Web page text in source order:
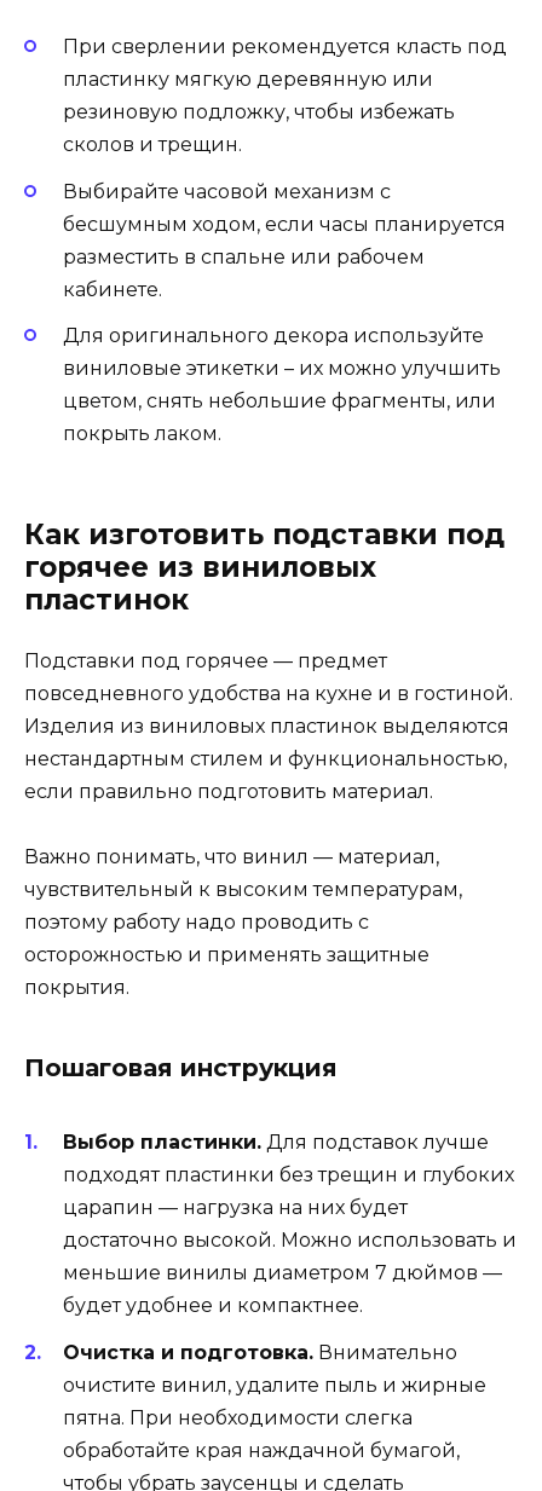
При сверлении рекомендуется класть под
пластинку мягкую деревянную или
резиновую подложку, чтобы избежать
сколов и трещин.
Выбирайте часовой механизм с
бесшумным ходом, если часы планируется
разместить в спальне или рабочем
кабинете.
Для оригинального декора используйте
виниловые этикетки – их можно улучшить
цветом, снять небольшие фрагменты, или
покрыть лаком.
Как изготовить подставки под
горячее из виниловых
пластинок
Подставки под горячее — предмет
повседневного удобства на кухне и в гостиной.
Изделия из виниловых пластинок выделяются
нестандартным стилем и функциональностью,
если правильно подготовить материал.
Важно понимать, что винил — материал,
чувствительный к высоким температурам,
поэтому работу надо проводить с
осторожностью и применять защитные
покрытия.
Пошаговая инструкция
Выбор пластинки. Для подставок лучше
подходят пластинки без трещин и глубоких
царапин — нагрузка на них будет
достаточно высокой. Можно использовать и
меньшие винилы диаметром 7 дюймов —
будет удобнее и компактнее.
Очистка и подготовка. Внимательно
очистите винил, удалите пыль и жирные
пятна. При необходимости слегка
обработайте края наждачной бумагой,
чтобы убрать заусенцы и сделать